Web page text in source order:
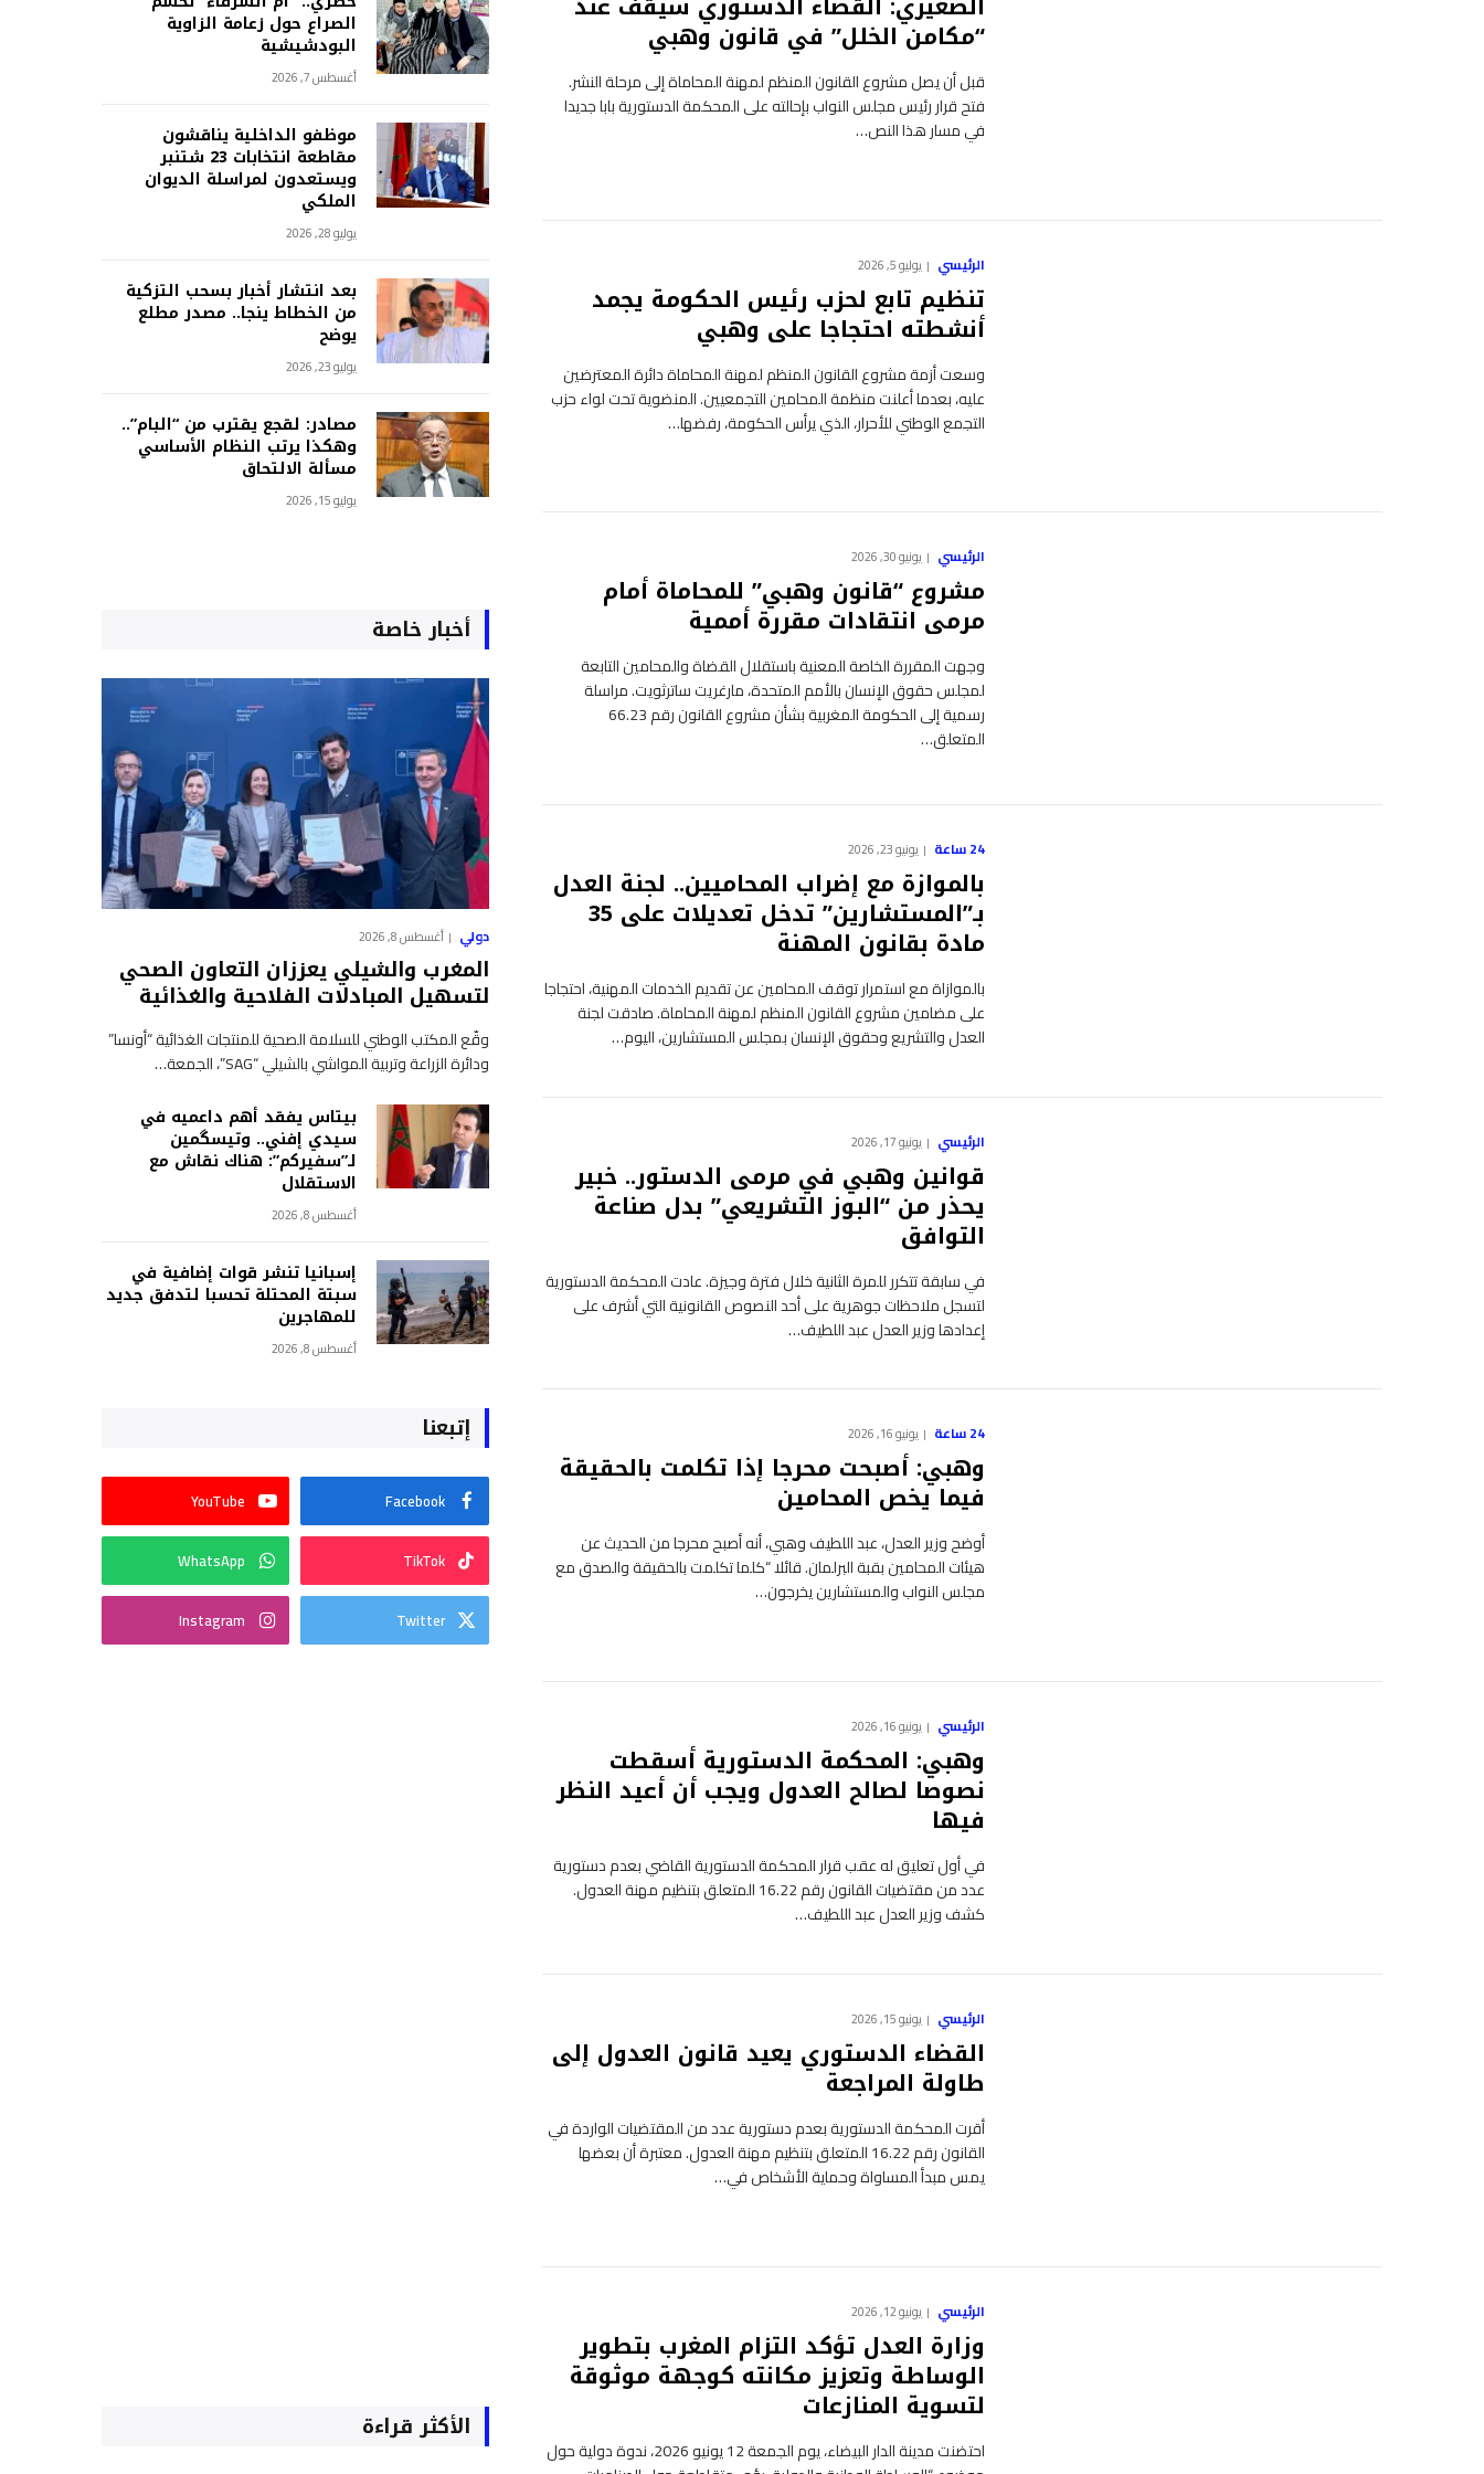
“مكامن الخلل” في قانون وهبي
قبل أن يصل مشروع القانون المنظم لمهنة المحاماة إلى مرحلة النشر.
فتح قرار رئيس مجلس النواب بإحالته على المحكمة الدستورية بابا جديدا
في مسار هذا النص…
الرئيسي يوليو 5, 2026
تنظيم تابع لحزب رئيس الحكومة يجمد
أنشطته احتجاجا على وهبي
وسعت أزمة مشروع القانون المنظم لمهنة المحاماة دائرة المعترضين
عليه، بعدما أعلنت منظمة المحامين التجمعيين. المنضوية تحت لواء حزب
التجمع الوطني للأحرار، الذي يرأس الحكومة، رفضها…
الرئيسي يونيو 30, 2026
مشروع “قانون وهبي” للمحاماة أمام
مرمى انتقادات مقررة أممية
وجهت المقررة الخاصة المعنية باستقلال القضاة والمحامين التابعة
لمجلس حقوق الإنسان بالأمم المتحدة، مارغريت ساترثويت. مراسلة
رسمية إلى الحكومة المغربية بشأن مشروع القانون رقم 66.23
المتعلق…
24 ساعة يونيو 23, 2026
بالموازة مع إضراب المحاميين.. لجنة العدل
بـ”المستشارين” تدخل تعديلات على 35
مادة بقانون المهنة
بالموازاة مع استمرار توقف المحامين عن تقديم الخدمات المهنية، احتجاجا
على مضامين مشروع القانون المنظم لمهنة المحاماة. صادقت لجنة
العدل والتشريع وحقوق الإنسان بمجلس المستشارين، اليوم…
الرئيسي يونيو 17, 2026
قوانين وهبي في مرمى الدستور.. خبير
يحذر من “البوز التشريعي” بدل صناعة
التوافق
في سابقة تتكرر للمرة الثانية خلال فترة وجيزة. عادت المحكمة الدستورية
لتسجل ملاحظات جوهرية على أحد النصوص القانونية التي أشرف على
إعدادها وزير العدل عبد اللطيف…
24 ساعة يونيو 16, 2026
وهبي: أصبحت محرجا إذا تكلمت بالحقيقة
فيما يخص المحامين
أوضح وزير العدل، عبد اللطيف وهبي، أنه أصبح محرجا من الحديث عن
هيئات المحامين بقبة البرلمان. قائلا “كلما تكلمت بالحقيقة والصدق مع
مجلس النواب والمستشارين يخرجون…
الرئيسي يونيو 16, 2026
وهبي: المحكمة الدستورية أسقطت
نصوصا لصالح العدول ويجب أن أعيد النظر
فيها
في أول تعليق له عقب قرار المحكمة الدستورية القاضي بعدم دستورية
عدد من مقتضيات القانون رقم 16.22 المتعلق بتنظيم مهنة العدول.
كشف وزير العدل عبد اللطيف…
الرئيسي يونيو 15, 2026
القضاء الدستوري يعيد قانون العدول إلى
طاولة المراجعة
أقرت المحكمة الدستورية بعدم دستورية عدد من المقتضيات الواردة في
القانون رقم 16.22 المتعلق بتنظيم مهنة العدول. معتبرة أن بعضها
يمس مبدأ المساواة وحماية الأشخاص في…
الرئيسي يونيو 12, 2026
وزارة العدل تؤكد التزام المغرب بتطوير
الوساطة وتعزيز مكانته كوجهة موثوقة
لتسوية المنازعات
احتضنت مدينة الدار البيضاء، يوم الجمعة 12 يونيو 2026، ندوة دولية حول
الصراع حول زعامة الزاوية
البودشيشية
أغسطس 7, 2026
موظفو الداخلية يناقشون
مقاطعة انتخابات 23 شتنبر
ويستعدون لمراسلة الديوان
الملكي
يوليو 28, 2026
بعد انتشار أخبار بسحب التزكية
من الخطاط ينجا.. مصدر مطلع
يوضح
يوليو 23, 2026
مصادر: لقجع يقترب من “البام”..
وهكذا يرتب النظام الأساسي
مسألة الالتحاق
يوليو 15, 2026
أخبار خاصة
دولي أغسطس 8, 2026
المغرب والشيلي يعززان التعاون الصحي
لتسهيل المبادلات الفلاحية والغذائية
وقّع المكتب الوطني للسلامة الصحية للمنتجات الغذائية “أونسا”
ودائرة الزراعة وتربية المواشي بالشيلي “SAG”، الجمعة…
بيتاس يفقد أهم داعميه في
سيدي إفني.. وتيسگمين
لـ”سفيركم”: هناك نقاش مع
الاستقلال
أغسطس 8, 2026
إسبانيا تنشر قوات إضافية في
سبتة المحتلة تحسبا لتدفق جديد
للمهاجرين
أغسطس 8, 2026
إتبعنا
Facebook
YouTube
TikTok
WhatsApp
Twitter
Instagram
الأكثر قراءة